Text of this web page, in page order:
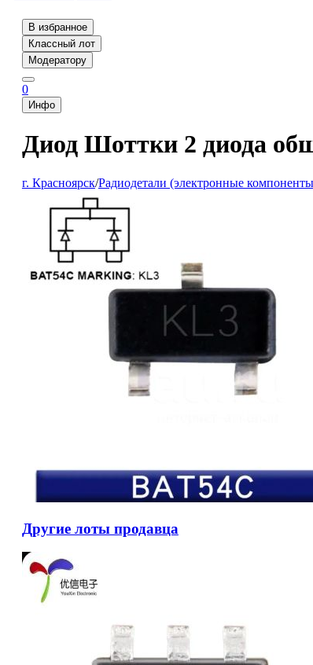
В избранное
Классный лот
Модератору
0
Инфо
Диод Шоттки 2 диода
г. Красноярск/Радиодетали (электронные
Другие лоты продавца